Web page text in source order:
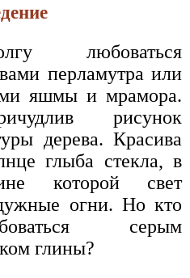
любоваться
перламутра или
яшмы и мрамора.
рисунок
дерева. Красива
глыба стекла, в
которой свет
огни. Но кто
серым
глины?